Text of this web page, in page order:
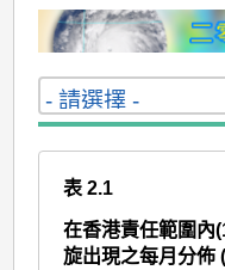
表 2.1
在香港責任範圍內
旋出現之每月分佈